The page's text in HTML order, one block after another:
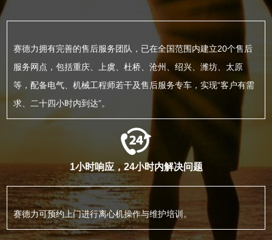
赛德力拥有完善的售后服务团队，已在全国范围内建立20个售后
服务网点，包括重庆、上虞、杜桥、沧州、绍兴、潍坊、太原
等，配备电气、机械工程师若干及售后服务专车，实现“客户有需
求、二十四小时内到达”。
1小时响应，24小时内解决问题
赛德力可预约上门进行离心机操作与维护培训。